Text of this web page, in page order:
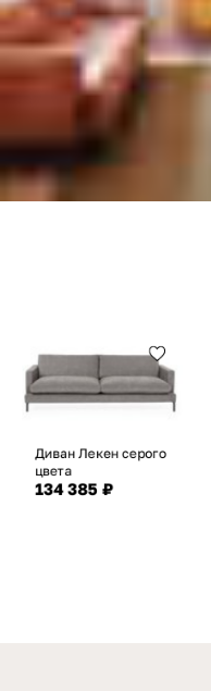
Диван Лекен серого
цвета
134 385 ₽